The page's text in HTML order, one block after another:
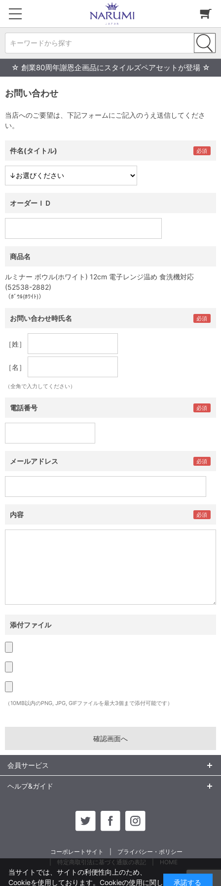
キーワードから探す
☆ 創業80周年謝恩企画品にスタイルズペアセットが登場 ☆
お問い合わせ
当店へのご要望は、下記フォームにご記入のうえ送信してくださ
い。
件名(タイトル)
オーダーＩＤ
商品名
ルミナー ボウル(ホワイト) 12cm 電子レンジ温め 食洗機対応
(52538-2882)
（ﾎﾞｳﾙ(ﾎﾜｲﾄ)）
お問い合わせ時氏名
［姓］
［名］
（全角で入力してください）
電話番号
メールアドレス
内容
添付ファイル
（10MB以内のPNG, JPG, GIFファイルを最大3個まで添付可能です）
会員サービス
ヘルプ&ガイド
コーポレートサイト
プライバシー・ポリシー
特定商取引法に基づく通販の表記
HOME
当サイトでは、サイトの利便性向上のため、
Cookieを使用しております。Cookieの使用に関し
承諾する